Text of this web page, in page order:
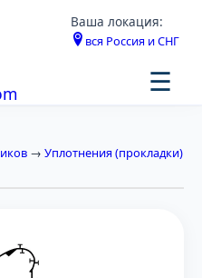
Ваша локация:
вся Россия и СНГ
☰
→ Уплотнения (прокладки)